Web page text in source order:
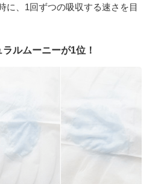
に、1回ずつの吸収する速さを目
ルムーニーが1位！